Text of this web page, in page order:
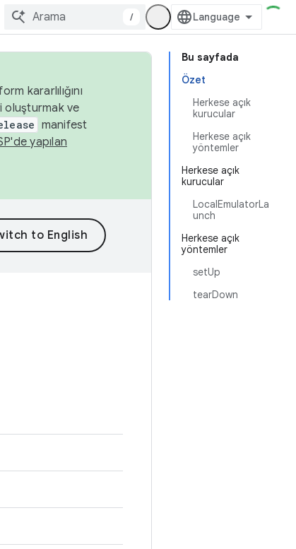
/
Bu sayfada
Özet
Herkese açık
kurucular
Herkese açık
yöntemler
Herkese açık
kurucular
LocalEmulatorLa
unch
Herkese açık
yöntemler
setUp
tearDown
kararlılığını
oluşturmak ve
manifest
yapılan